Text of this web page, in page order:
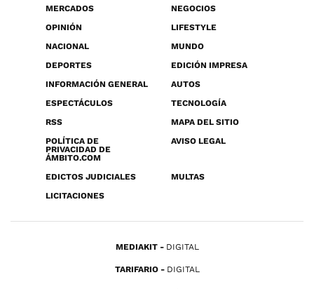
MERCADOS
NEGOCIOS
OPINIÓN
LIFESTYLE
NACIONAL
MUNDO
DEPORTES
EDICIÓN IMPRESA
INFORMACIÓN GENERAL
AUTOS
ESPECTÁCULOS
TECNOLOGÍA
RSS
MAPA DEL SITIO
POLÍTICA DE
PRIVACIDAD DE
ÁMBITO.COM
AVISO LEGAL
EDICTOS JUDICIALES
MULTAS
LICITACIONES
MEDIAKIT DIGITAL
TARIFARIO DIGITAL